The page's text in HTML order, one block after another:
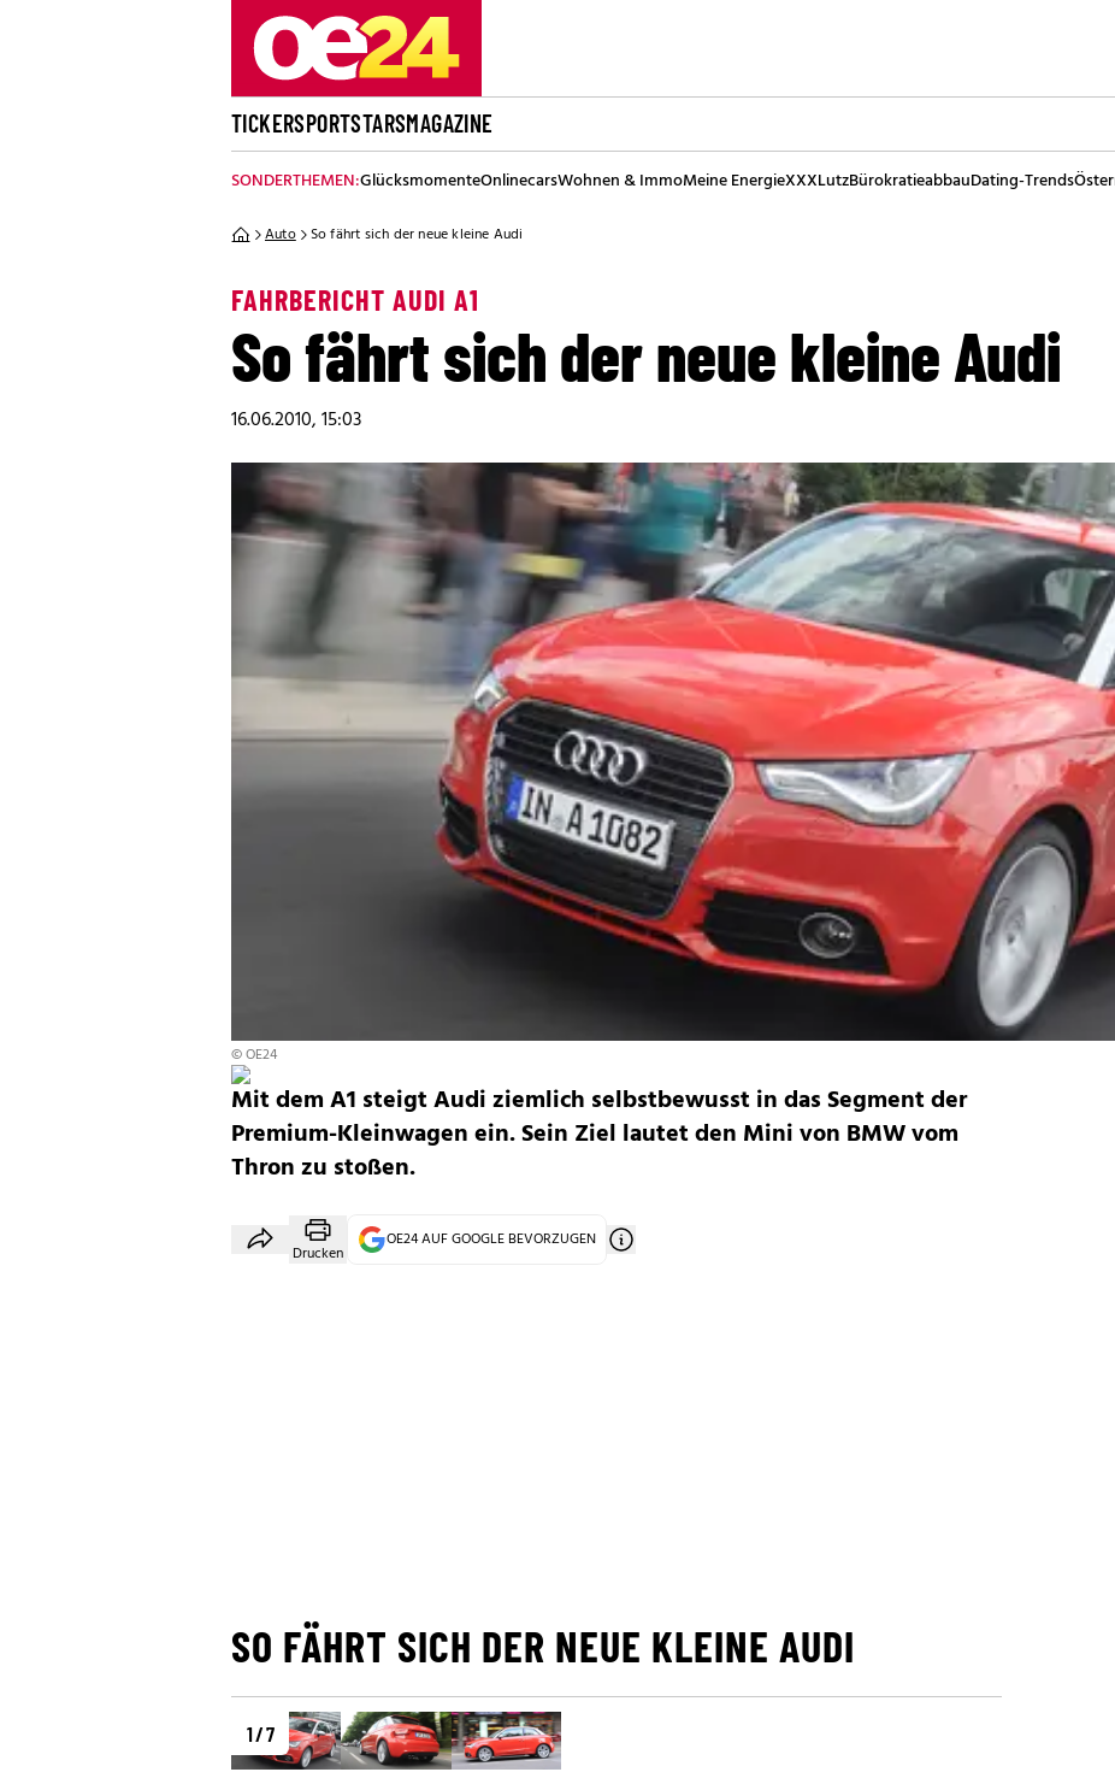
TICKERSPORTSTARSMAGAZINE
SONDERTHEMEN:GlücksmomenteOnlinecarsWohnen & ImmoMeine EnergieXXXLutzBürokratieabbauDating-Trends
Auto So fährt sich der neue kleine Audi
FAHRBERICHT AUDI A1
So fährt sich der neue kleine Audi
16.06.2010, 15:03
© OE24
Mit dem A1 steigt Audi ziemlich selbstbewusst in das Segment der
Premium-Kleinwagen ein. Sein Ziel lautet den Mini von BMW vom
Thron zu stoßen.
Drucken
OE24 AUF GOOGLE BEVORZUGEN
SO FÄHRT SICH DER NEUE KLEINE AUDI
1 / 7